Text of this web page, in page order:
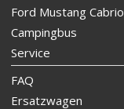
Ford Mustang Cabrio
Campingbus
Service
FAQ
Ersatzwagen